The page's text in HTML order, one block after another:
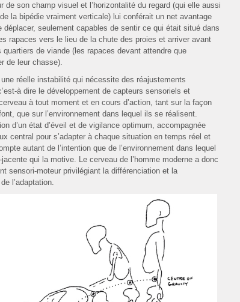
de son champ visuel et l’horizontalité du regard (qui elle aussi
la bipédie vraiment verticale) lui conférait un net avantage
déplacer, seulement capables de sentir ce qui était situé dans
rapaces vers le lieu de la chute des proies et arriver avant
de viande (les rapaces devant attendre que
de leur chasse).
réelle instabilité qui nécessite des réajustements
à dire le développement de capteurs sensoriels et
à tout moment et en cours d’action, tant sur la façon
que sur l’environnement dans lequel ils se réalisent.
d’un état d’éveil et de vigilance optimum, accompagnée
central pour s’adapter à chaque situation en temps réel et
autant de l’intention que de l’environnement dans lequel
qui la motive. Le cerveau de l’homme moderne a donc
sensori-moteur privilégiant la différenciation et la
l’adaptation.